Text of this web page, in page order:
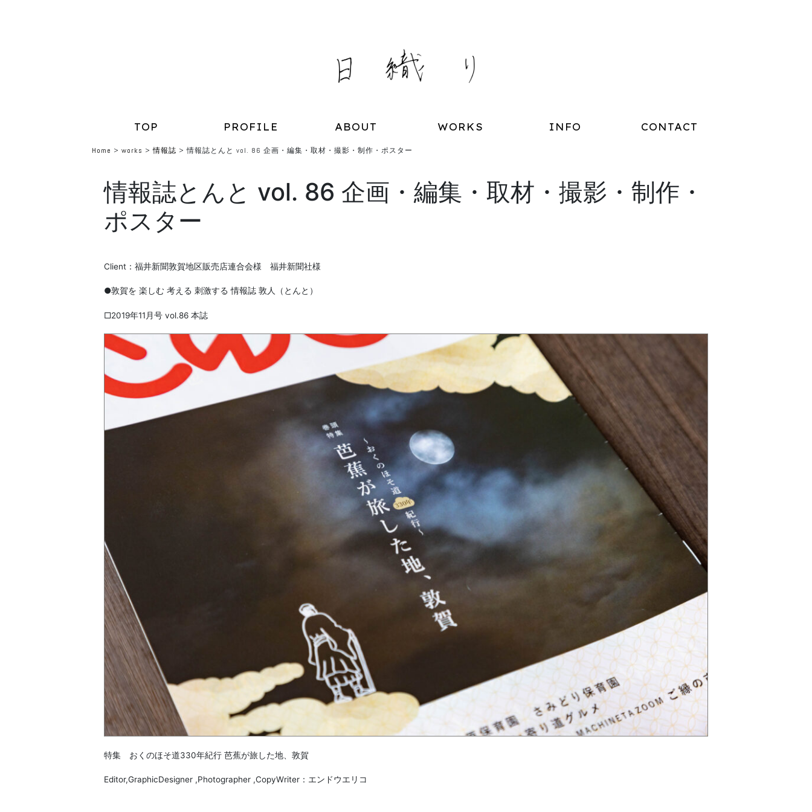
TOP PROFILE ABOUT WORKS INFO CONTACT
Home > works >情報誌 >情報誌とんと vol. 86 企画・編集・取材・撮影・制作・ポスター
情報誌とんと vol. 86 企画・編集・取材・撮影・制作・
ポスター
Client：福井新聞敦賀地区販売店連合会様 福井新聞社様
●敦賀を 楽しむ 考える 刺激する 情報誌 敦人（とんと）
□2019年11月号 vol.86 本誌
特集 おくのほそ道330年紀行 芭蕉が旅した地、敦賀
Editor,GraphicDesigner ,Photographer ,CopyWriter：エンドウエリコ